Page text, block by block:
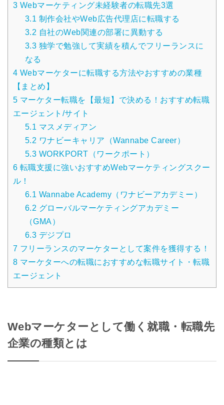
3 Webマーケティング未経験者の転職先3選
3.1 制作会社やWeb広告代理店に転職する
3.2 自社のWeb関連の部署に異動する
3.3 独学で勉強して実績を積んでフリーランスに
なる
4 Webマーケターに転職する方法やおすすめの業種
【まとめ】
5 マーケター転職を【最短】で決める！おすすめ転職
エージェント/サイト
5.1 マスメディアン
5.2 ワナビーキャリア（Wannabe Career）
5.3 WORKPORT（ワークポート）
6 転職支援に強いおすすめWebマーケティングスクー
ル！
6.1 Wannabe Academy（ワナビーアカデミー）
6.2 グローバルマーケティングアカデミー
（GMA）
6.3 デジプロ
7 フリーランスのマーケターとして案件を獲得する！
8 マーケターへの転職におすすめな転職サイト・転職
エージェント
Webマーケターとして働く就職・転職先
企業の種類とは